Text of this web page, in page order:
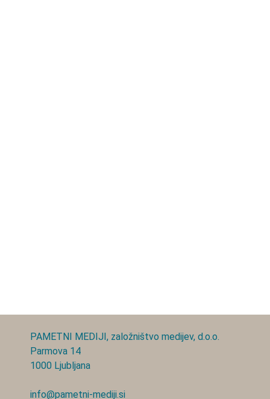
PAMETNI MEDIJI, založništvo medijev, d.o.o.
Parmova 14
1000 Ljubljana
info@pametni-mediji.si